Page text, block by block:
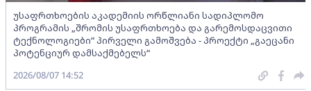
უსაფრთხოების აკადემიის ორწლიანი სადიპლომო
პროგრამის „შრომის უსაფრთხოება და გარემოსდაცვითი
ტექნოლოგიები“ პირველი გამოშვება - პროექტი „გაეცანი
პოტენციურ დამსაქმებელს“
2026/08/07 14:52